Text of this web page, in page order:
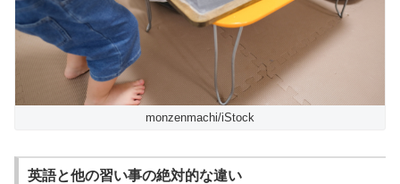
monzenmachi/iStock
英語と他の習い事の絶対的な違い